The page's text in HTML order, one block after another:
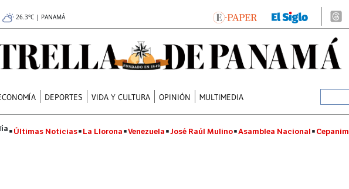
26.3°C | PANAMÁ
DEPORTES VIDA Y CULTURA OPINIÓN MULTIMEDIA
Últimas Noticias La Llorona Venezuela José Raúl Mulino Asamblea Nacional Cepanim